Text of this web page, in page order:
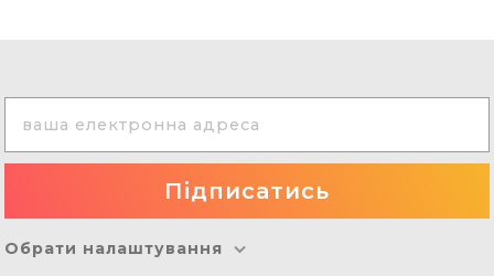
Обрати налаштування